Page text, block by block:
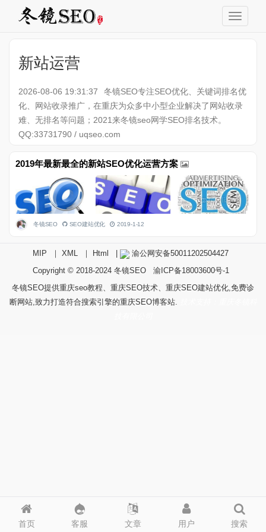
新站运营
2026-08-06 19:31:37
冬镜SEO专注SEO优化、关键词排名优
化、网站收录推广，在重庆为众多中小型企业解决了网站收录
难、无排名等问题；2021来冬镜seo网学SEO排名技术。
QQ:33731790 / uqseo.com
2019年最新最全的新站SEO优化运营方案
冬镜SEO SEO建站优化 2019-1-12
首页 客服 文章 用户 搜索
MIP ｜ XML ｜ Html
渝公网安备50011202504427
Copyright © 2018-2024 冬镜SEO
渝ICP备18003600号-1
冬镜SEO提供重庆seo教程、重庆SEO技术、重庆SEO建站优化,免费诊
断网站,致力打造符合搜索引擎的重庆SEO博客站.